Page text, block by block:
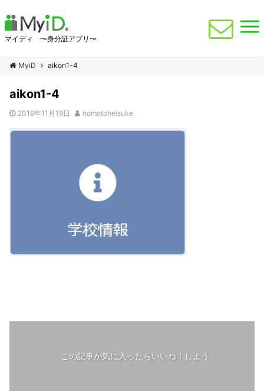
マイディ 〜身分証アプリ〜
MyiD aikon1-4
aikon1-4
2019年11月19日 nomotoheisuke
この記事が気に入ったらいいね！しよう